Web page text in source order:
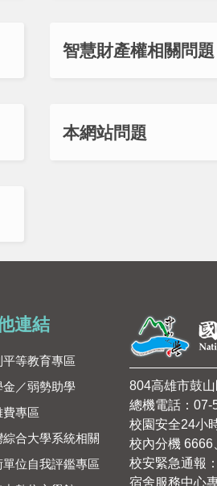
智慧財產權相關問題
本網站問題
連結
平等教育專區
金／弱勢助學
費專區
綜合大學系統相關
單位自我評鑑專區
804高雄市鼓
總機電話：07-
校園安全24小
校內分機 6666
校安緊急通報
宿舍服務中心